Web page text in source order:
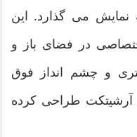
می گذارد. این
در فضای باز و
فوق العاده عالی 20 متری و چشم انداز فوق
آرشیتکت طراحی کرده